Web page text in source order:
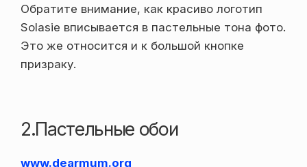
Обратите внимание, как красиво логотип
Solasie вписывается в пастельные тона фото.
Это же относится и к большой кнопке
призраку.
2.Пастельные обои
www.dearmum.org